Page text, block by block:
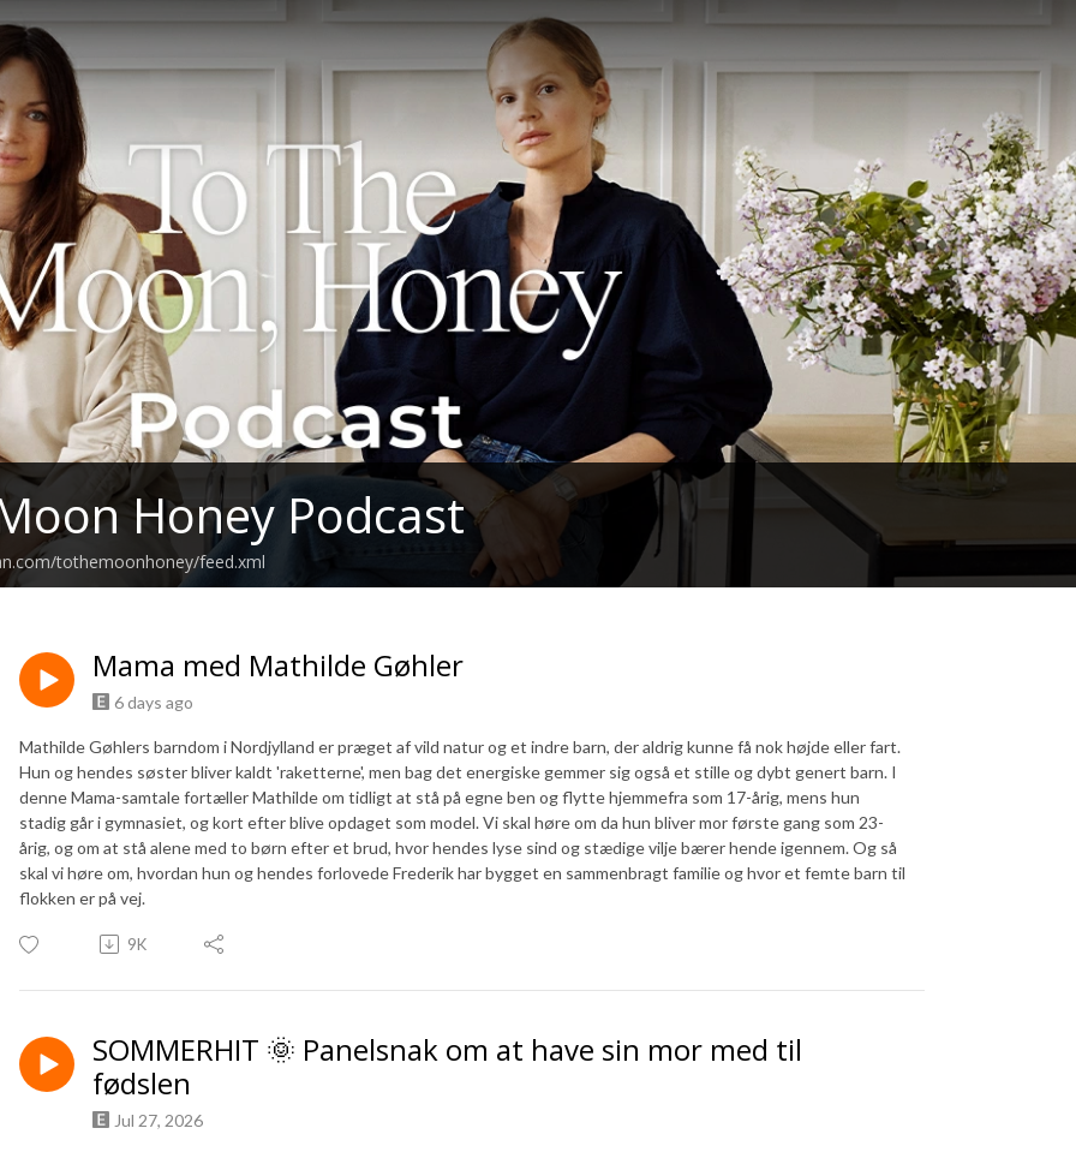
Honey Podcast
tothemoonhoney/feed.xml
Mama med Mathilde Gøhler
6 days ago
Mathilde Gøhlers barndom i Nordjylland er præget af vild natur og et indre barn, der aldrig kunne få nok højde eller fart.
Hun og hendes søster bliver kaldt 'raketterne', men bag det energiske gemmer sig også et stille og dybt genert barn. I
denne Mama-samtale fortæller Mathilde om tidligt at stå på egne ben og flytte hjemmefra som 17-årig, mens hun
stadig går i gymnasiet, og kort efter blive opdaget som model. Vi skal høre om da hun bliver mor første gang som 23-
årig, og om at stå alene med to børn efter et brud, hvor hendes lyse sind og stædige vilje bærer hende igennem. Og så
skal vi høre om, hvordan hun og hendes forlovede Frederik har bygget en sammenbragt familie og hvor et femte barn til
flokken er på vej.
9K
SOMMERHIT 🌞 Panelsnak om at have sin mor med til
fødslen
Jul 27, 2026